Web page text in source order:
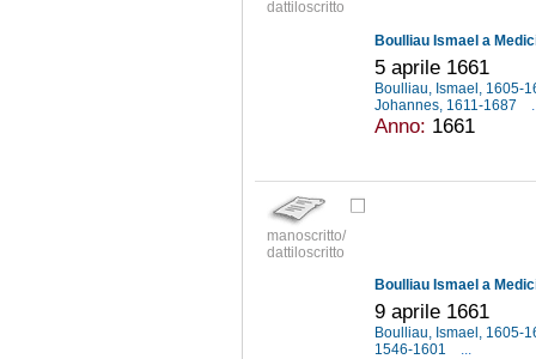
dattiloscritto
Boulliau Ismael a
5 aprile 1661
Boulliau, Ismael, 1605-
Johannes, 1611-1687
Anno: 1661
manoscritto/
dattiloscritto
Boulliau Ismael a
9 aprile 1661
Boulliau, Ismael, 1605-
1546-1601
...